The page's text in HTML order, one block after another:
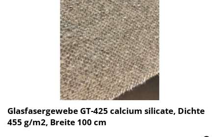
Glasfasergewebe GT-425 calcium silicate, Dichte
455 g/m2, Breite 100 cm